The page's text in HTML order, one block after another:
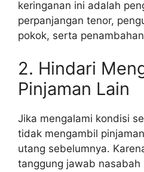
keringanan ini adalah
perpanjangan tenor,
pokok, serta
2. Hindari
Pinjaman Lain
Jika mengalami kondisi
tidak mengambil
utang sebelumnya.
tanggung jawab